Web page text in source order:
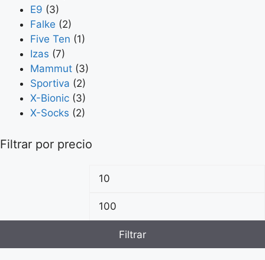
E9 (3)
Falke (2)
Five Ten (1)
Izas (7)
Mammut (3)
Sportiva (2)
X-Bionic (3)
X-Socks (2)
Filtrar por precio
Filtrar